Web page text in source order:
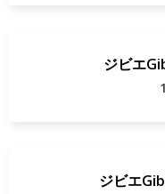
ジビエ
ジビエ